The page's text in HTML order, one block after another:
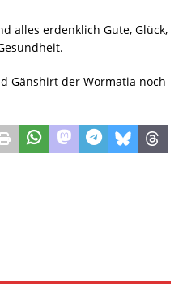
alles erdenklich Gute, Glück,
Gänshirt der Wormatia noch